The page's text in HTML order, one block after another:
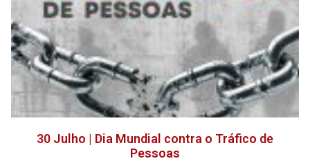
30 Julho | Dia Mundial contra o Tráfico de
Pessoas